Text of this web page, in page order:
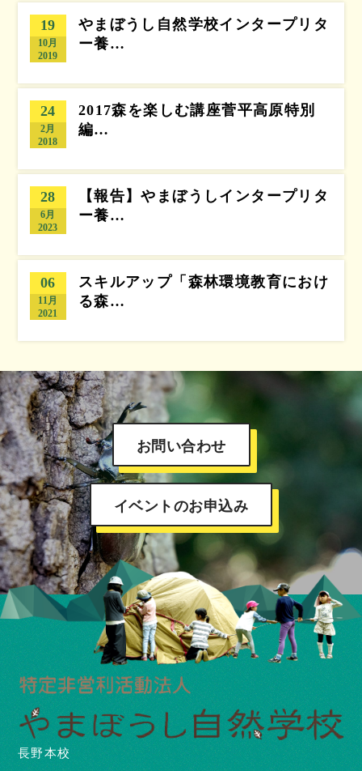
19
10月
2019
やまぼうし自然学校インタープリタ
ー養…
24
2月
2018
2017森を楽しむ講座菅平高原特別
編…
28
6月
2023
【報告】やまぼうしインタープリタ
ー養…
06
11月
2021
スキルアップ「森林環境教育におけ
る森…
お問い合わせ
イベントのお申込み
長野本校